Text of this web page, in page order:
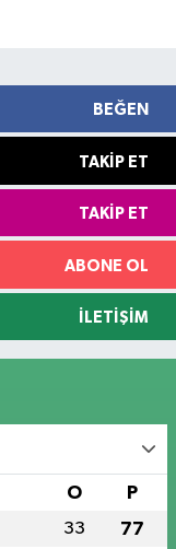
BEĞEN
TAKIP ET
TAKIP ET
ABONE OL
İLETIŞIM
O P
33 77